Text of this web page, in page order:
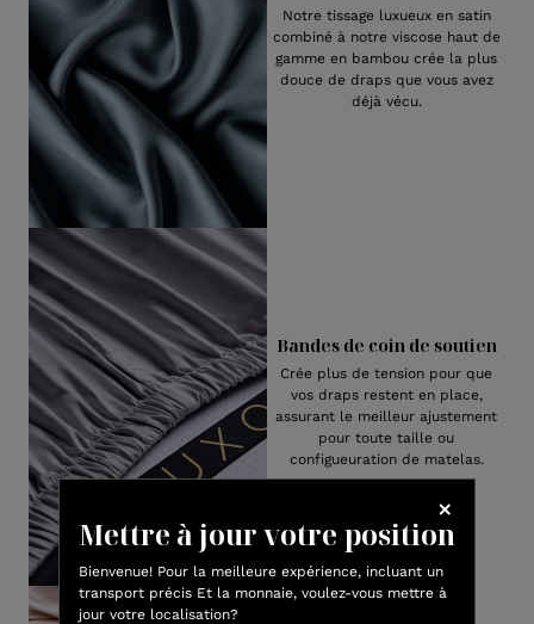
Mettre à jour votre position
Bienvenue! Pour la meilleure expérience, incluant un
transport précis Et la monnaie, voulez-vous mettre à
jour votre localisation?
Notre tissage luxueux en satin
combiné à notre viscose haut de
gamme en bambou crée la plus
douce de draps que vous avez
déjà vécu.
Bandes de coin de soutien
Crée plus de tension pour que
vos draps restent en place,
assurant le meilleur ajustement
pour toute taille ou
configueuration de matelas.